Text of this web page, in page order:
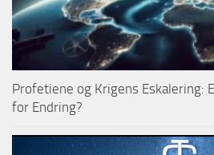
Profetiene og Krigens Eskalering:
for Endring?